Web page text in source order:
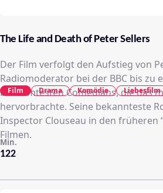
The Life and Death of Peter Sellers
Der Film verfolgt den Aufstieg von
Radiomoderator bei der BBC bis zu
berühmtesten Comedians, die das
hervorbrachte. Seine bekannteste
Inspector Clouseau in den früheren
Filmen.
122
Min.
Film Drama Komödie Liebesfilm